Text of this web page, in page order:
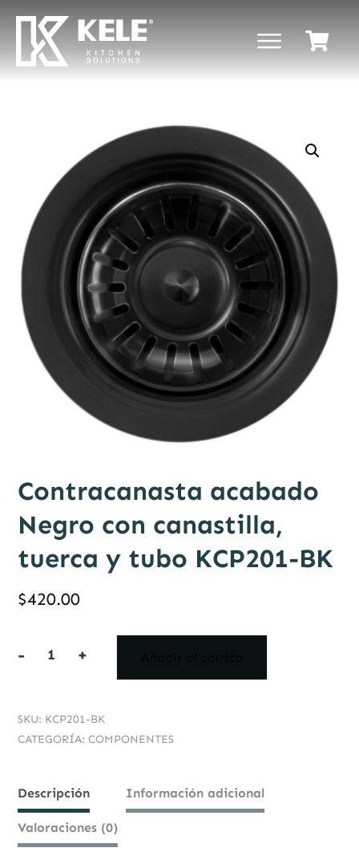
Contracanasta acabado
Negro con canastilla,
tuerca y tubo KCP201-BK
$420.00
-
Negro
con
tuerca
y
tubo
+
SKU: KCP201-BK
CATEGORÍA: COMPONENTES
Descripción Información adicional
Valoraciones (0)